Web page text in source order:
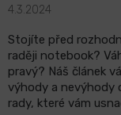
Počítače
Telefony
a
tablety
4.3.2024
Stojíte před
raději notebook?
pravý? Náš článek
výhody a nevýhody
rady, které vám